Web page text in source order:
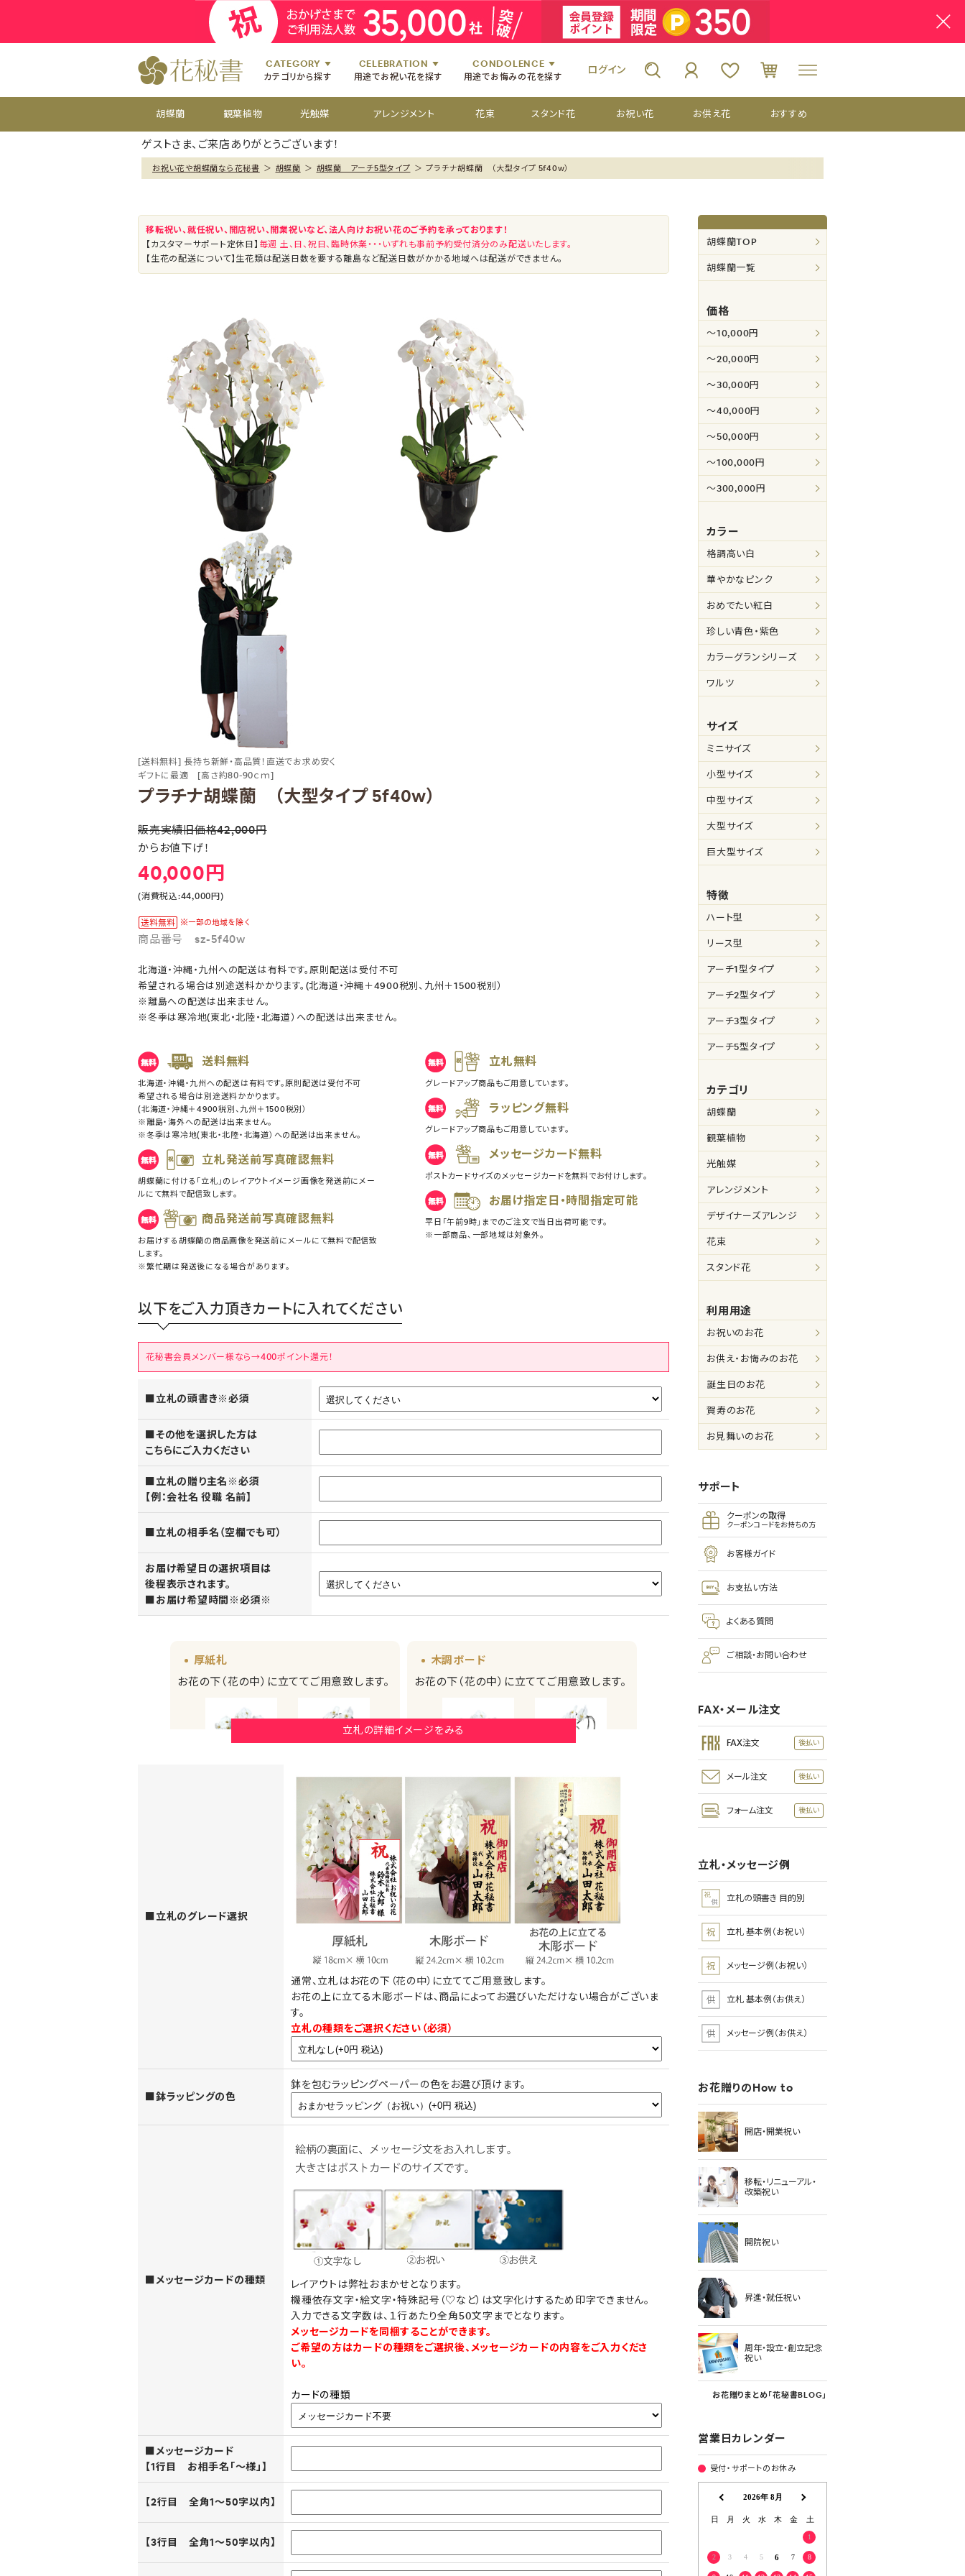
CATEGORY
カテゴリから探す
お祝い花
お供え花
おすすめ
CELEBRATION
用途でお祝い花を探す
開店祝いのお花
開設祝いのお花
楽屋見舞いのお花
個展・展覧会のお花
CONDOLENCE
用途でお悔みの花を探す
四十九日のお供え花
百か日のお供え花
お彼岸のお供え花
供花[通夜・葬儀・告別式]
ログイン
胡蝶蘭 観葉植物 光触媒 アレンジメント 花束 スタンド花 お祝い花 お供え花 おすすめ
ゲストさま、ご来店ありがとうございます！
お祝い花や胡蝶蘭なら花秘書 ＞ 胡蝶蘭 ＞ 胡蝶蘭 アーチ5型タイプ ＞ プラチナ胡蝶蘭 （大型タイプ 5f40w）
移転祝い、就任祝い、開店祝い、開業祝いなど、法人向けお祝い花のご予約を承っております！
【カスタマーサポート定休日】 毎週 土、日、祝日、臨時休業・・・いずれも事前予約受付済分のみ配送いたします。
【生花の配送について】生花類は配送日数を要する離島など配送日数がかかる地域へは配送ができません。
[送料無料] 長持ち新鮮・高品質！直送でお求め安く
ギフトに最適 [高さ約80-90ｃｍ]
プラチナ胡蝶蘭 （大型タイプ 5f40w）
販売実績旧価格42,000円
からお値下げ！
40,000円
(消費税込:44,000円)
商品番号 sz-5f40w
北海道・沖縄・九州への配送は有料です。原則配送は受付不可
希望される場合は別途送料かかります。(北海道・沖縄＋4900税別、九州＋1500税別）
※離島への配送は出来ません。
※冬季は寒冷地(東北・北陸・北海道）への配送は出来ません。
送料無料
北海道・沖縄・九州への配送は有料です。原則配送は受付不可
希望される場合は別途送料かかります。
(北海道・沖縄＋4900税別、九州＋1500税別）
※離島・海外への配送は出来ません。
※冬季は寒冷地(東北・北陸・北海道）への配送は出来ません。
立札発送前写真確認無料
胡蝶蘭に付ける「立札」のレイアウトイメージ画像を発送前にメー
ルにて無料で配信致します。
商品発送前写真確認無料
お届けする胡蝶蘭の商品画像を発送前にメールにて無料で配信致
します。
※繁忙期は発送後になる場合があります。
立札無料
グレードアップ商品もご用意しています。
ラッピング無料
グレードアップ商品もご用意しています。
メッセージカード無料
ポストカードサイズのメッセージカードを無料でお付けします。
お届け指定日・時間指定可能
平日「午前9時」までのご注文で当日出荷可能です。
※一部商品、一部地域は対象外。
以下をご入力頂きカートに入れてください
花秘書会員メンバー様なら→400ポイント還元！
■立札の頭書き※必須
■その他を選択した方は
こちらにご入力ください
■立札の贈り主名※必須
【例：会社名 役職 名前】
■立札の相手名（空欄でも可）
お届け希望日の選択項目は
後程表示されます。
■お届け希望時間※必須※
厚紙札
お花の下（花の中）に立ててご用意致します。
厚紙札
（横からみたイメージ）
木調ボード
お花の下（花の中）に立ててご用意致します。
木調ボード
（正面からみたイメージ）
木調ボード
（横からみたイメージ）
お花の上に立てる木彫ボード
商品によってお選びいただけない場合がござ
お花の上に立てる木調ボード
（正面からみたイメージ）
画像はイメージです。（こちらの商品は3本立ち30
輪の胡蝶蘭です。）
実際にご注文いただくお花の規格により、立札の
見え方が異なりますこと予めご了承ください。
発送のご案内時に配信される画像は、お花をメイ
ンに正面から撮影した画像の配信となります。
お花の下（花の中）に立てた場合は立札内容が見
えにくい場合もございます。
尚、実際の胡蝶蘭はアーチ状になっておりますの
立札の詳細イメージをみる
■立札のグレード選択
通常、立札はお花の下（花の中）に立ててご用意致します。
お花の上に立てる木彫ボードは、商品によってお選びいただけない場合がございま
す。
立札の種類をご選択ください（必須）
■鉢ラッピングの色
鉢を包むラッピングペーパーの色をお選び頂けます。
■メッセージカードの種類
レイアウトは弊社おまかせとなります。
機種依存文字・絵文字・特殊記号（♡など）は文字化けするため印字できません。
入力できる文字数は、１行あたり全角50文字までとなります。
メッセージカードを同梱することができます。
ご希望の方はカードの種類をご選択後、メッセージカードの内容をご入力くださ
い。
カードの種類
■メッセージカード
【1行目 お相手名「～様」】
【2行目 全角1～50字以内】
【3行目 全角1～50字以内】
胡蝶蘭TOP
胡蝶蘭一覧
価格
～10,000円
～20,000円
～30,000円
～40,000円
～50,000円
～100,000円
～300,000円
カラー
格調高い白
華やかなピンク
おめでたい紅白
珍しい青色・紫色
カラーグランシリーズ
ワルツ
サイズ
ミニサイズ
小型サイズ
中型サイズ
大型サイズ
巨大型サイズ
特徴
ハート型
リース型
アーチ1型タイプ
アーチ2型タイプ
アーチ3型タイプ
アーチ5型タイプ
カテゴリ
胡蝶蘭
観葉植物
光触媒
アレンジメント
デザイナーズアレンジ
花束
スタンド花
利用用途
お祝いのお花
お供え・お悔みのお花
誕生日のお花
賀寿のお花
お見舞いのお花
サポート
クーポンの取得
クーポンコードをお持ちの方
お客様ガイド
お支払い方法
よくある質問
ご相談・お問い合わせ
FAX・メール注文
FAX注文
メール注文
フォーム注文
立札・メッセージ例
立札の頭書き 目的別
立札 基本例（お祝い）
メッセージ例（お祝い）
立札 基本例（お供え）
メッセージ例（お供え）
お花贈りのHow to
開店・開業祝い
移転・リニューアル・
改築祝い
開院祝い
昇進・就任祝い
周年・設立・創立記念
祝い
お花贈りまとめ「花秘書BLOG」
営業日カレンダー
受付・サポートのお休み